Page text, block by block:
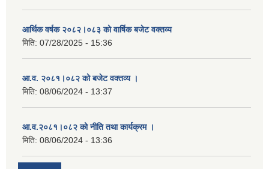
आर्थिक वर्षक २०८२।०८३ को वार्षिक बजेट वक्तव्य
मिति: 07/28/2025 - 15:36
आ.व. २०८१।०८२ को बजेट वक्तव्य ।
मिति: 08/06/2024 - 13:37
आ.व.२०८१।०८२ को नीति तथा कार्यक्रम ।
मिति: 08/06/2024 - 13:36